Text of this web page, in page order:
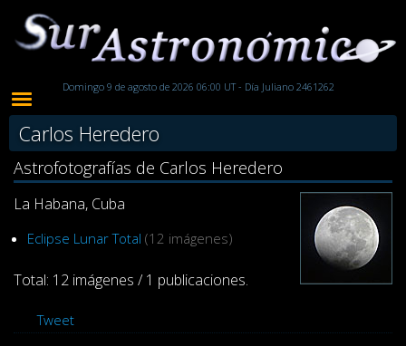
Domingo 9 de agosto de 2026 06:00 UT - Día Juliano 2461262
Carlos Heredero
Astrofotografías de Carlos Heredero
La Habana, Cuba
Eclipse Lunar Total (12 imágenes)
Total: 12 imágenes / 1 publicaciones.
Tweet